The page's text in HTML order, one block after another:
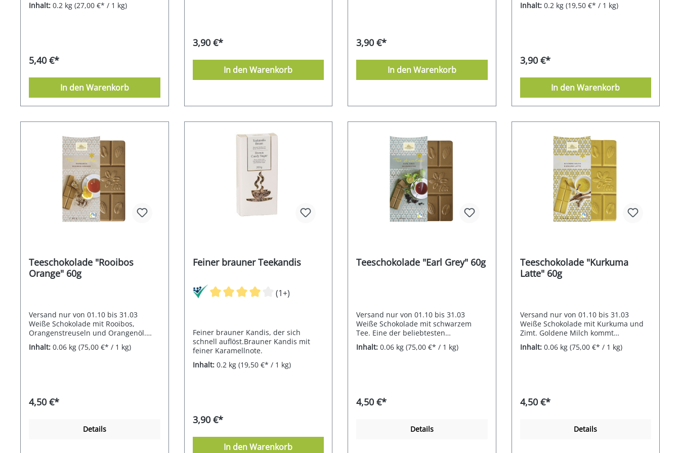
Inhalt: 0.2 kg (27,00 €* / 1 kg)
5,40 €*
In den Warenkorb
3,90 €*
In den Warenkorb
3,90 €*
In den Warenkorb
Inhalt: 0.2 kg (19,50 €* / 1 kg)
3,90 €*
In den Warenkorb
Teeschokolade "Rooibos
Orange" 60g
Versand nur von 01.10 bis 31.03
Weiße Schokolade mit Rooibos,
Orangenstreuseln und Orangenöl.
Südafrikanscher Rooibos wächst
ausschließlich in den Cedarbergen,
verfeinert. Für unsere Teeschokoladen
beziehen wir unseren Kakao über das
(Kakaoprogramm) und tragen damit
zur Unterstützung der knapp 200.000
Inhalt: 0.06 kg (75,00 €* / 1 kg)
4,50 €*
Details
Feiner brauner Teekandis
(1+)
Feiner brauner Kandis, der sich
schnell auflöst.Brauner Kandis mit
feiner Karamellnote.
Inhalt: 0.2 kg (19,50 €* / 1 kg)
3,90 €*
In den Warenkorb
Teeschokolade "Earl Grey" 60g
Versand nur von 01.10 bis 31.03
Weiße Schokolade mit schwarzem
Tee. Eine der beliebtesten
Teemischungen weltweit besteht aus
einem milden, bekömmlichen
Teeschokoladen beziehen wir unseren
Kakao über das Fairtrade-Rohstoff-
und tragen damit zur Unterstützung
der knapp 200.000 Fairtrade-
Inhalt: 0.06 kg (75,00 €* / 1 kg)
4,50 €*
Details
Teeschokolade "Kurkuma
Latte" 60g
Versand nur von 01.10 bis 31.03
Weiße Schokolade mit Kurkuma und
Zimt. Goldene Milch kommt
ursprünglich aus dem indischen
Ayurveda und hat sich zu einem
einzigartiges Geschmackserlebnis! Für
unsere Teeschokoladen beziehen wir
Rohstoff-Modell für Kakao
(Kakaoprogramm) und tragen damit
Inhalt: 0.06 kg (75,00 €* / 1 kg)
4,50 €*
Details